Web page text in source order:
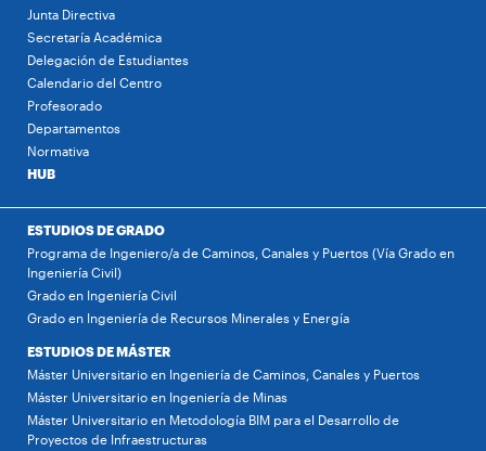
Junta Directiva
Secretaría Académica
Delegación de Estudiantes
Calendario del Centro
Profesorado
Departamentos
Normativa
HUB
ESTUDIOS DE GRADO
Programa de Ingeniero/a de Caminos, Canales y Puertos (Vía Grado en
Ingeniería Civil)
Grado en Ingeniería Civil
Grado en Ingeniería de Recursos Minerales y Energía
ESTUDIOS DE MÁSTER
Máster Universitario en Ingeniería de Caminos, Canales y Puertos
Máster Universitario en Ingeniería de Minas
Máster Universitario en Metodología BIM para el Desarrollo de
Proyectos de Infraestructuras